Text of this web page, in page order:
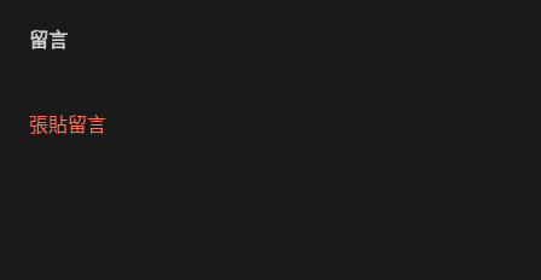
留言
張貼留言